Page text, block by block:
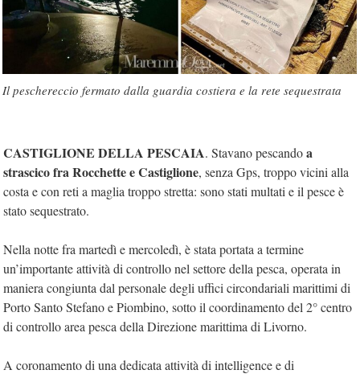
Il peschereccio fermato dalla guardia costiera e la rete sequestrata
CASTIGLIONE DELLA PESCAIA. Stavano pescandoa
strascico fra Rocchette e Castiglione, senza Gps, troppo vicini alla
costa e con reti a maglia troppo stretta: sono stati multati e il pesce è
stato sequestrato.
Nella notte fra martedì e mercoledì, è stata portata a termine
un’importante attività di controllo nel settore della pesca, operata in
maniera congiunta dal personale degli uffici circondariali marittimi di
Porto Santo Stefano e Piombino, sotto il coordinamento del 2° centro
di controllo area pesca della Direzione marittima di Livorno.
A coronamento di una dedicata attività di intelligence e di